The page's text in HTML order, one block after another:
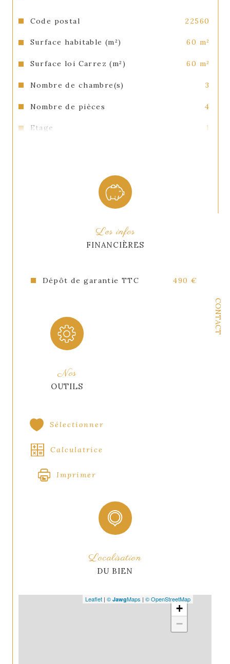
CONTACT
Code postal 22560
Surface habitable (m²) 60 m²
Surface loi Carrez (m²) 60 m²
Nombre de chambre(s) 3
Nombre de pièces 4
Etage 1
Format de chauffage
Nombre de parking
Les infos
FINANCIÈRES
Dépôt de garantie TTC 490 €
Nos
OUTILS
Sélectionner
Calculatrice
Imprimer
Localisation
DU BIEN
+
−
Leaflet | © JawgMaps | © OpenStreetMap